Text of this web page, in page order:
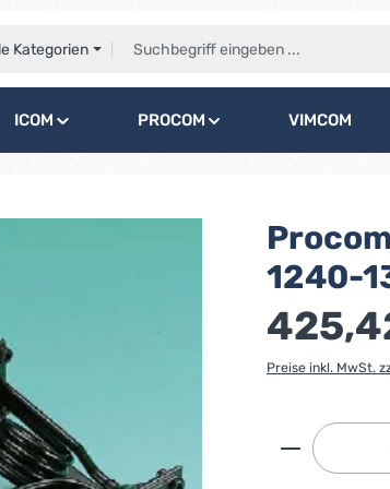
Kategorien
ICOM PROCOM VIMCOM
1240-
Preise inkl. MwSt.
Produkt